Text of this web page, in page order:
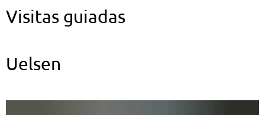
Visitas guiadas
Uelsen